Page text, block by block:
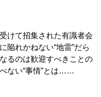
けて招集された有識者会
陥れかねない“地雷”だら
のは歓迎すべきことの
ない“事情”とは……